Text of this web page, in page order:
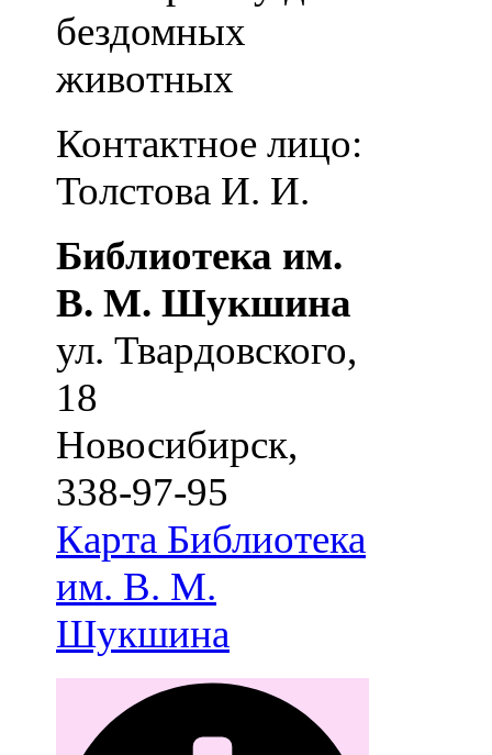
бездомных
животных
Контактное лицо:
Толстова И. И.
Библиотека им.
В. М. Шукшина
ул. Твардовского,
18
Новосибирск,
338-97-95
Карта Библиотека
им. В. М.
Шукшина